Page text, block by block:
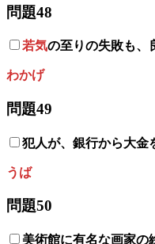
問題48
若気の至りの失敗も、
わかげ
問題49
犯人が、銀行から大金
うば
問題50
美術館に有名な画家の